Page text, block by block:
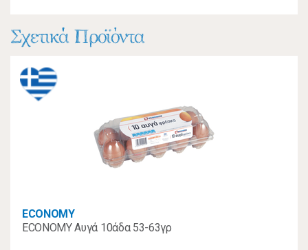
Σχετικά Προϊόντα
ECONOMY
ECONOMY Αυγά 10άδα 53-63γρ